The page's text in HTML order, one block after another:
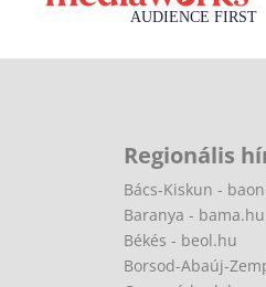
Regionális
Bács-Kiskun -
Baranya - bama.hu
Békés - beol.hu
Borsod-Abaúj-